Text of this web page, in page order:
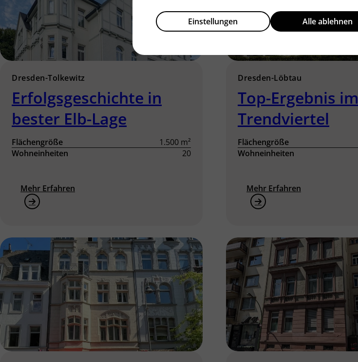
Dresden-Tolkewitz
Erfolgsgeschichte in
bester Elb-Lage
Flächengröße
1.500 m²
Wohneinheiten
20
Mehr Erfahren
Dresden-Löbtau
Top-Ergebnis im
Trendviertel
Flächengröße
Wohneinheiten
Mehr Erfahren
Einstellungen Alle ablehnen